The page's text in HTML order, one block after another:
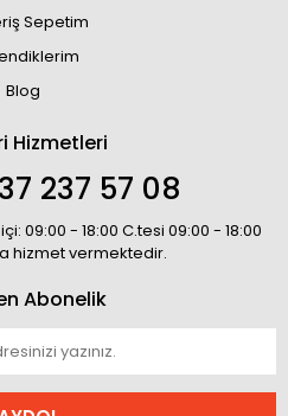
Sepetim
Blog
Hizmetleri
237 57 08
09:00 - 18:00 C.tesi 09:00 - 18:00
hizmet vermektedir.
Abonelik